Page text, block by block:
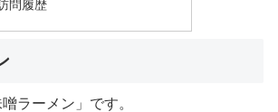
問履歴
ラーメン」です。